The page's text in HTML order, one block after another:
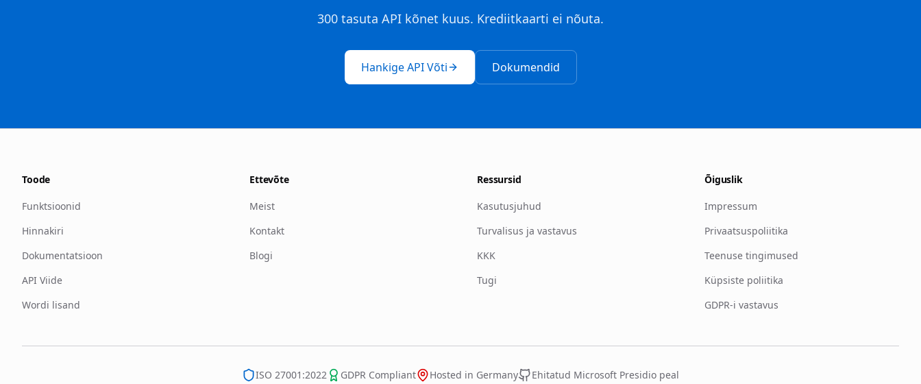
300 tasuta API kõnet kuus. Krediitkaarti ei nõuta.
Hankige API Võti Dokumendid
Toode
Funktsioonid
Hinnakiri
Dokumentatsioon
API Viide
Wordi lisand
Ettevõte
Meist
Kontakt
Blogi
Ressursid
Kasutusjuhud
Turvalisus ja vastavus
KKK
Tugi
Õiguslik
Impressum
Privaatsuspoliitika
Teenuse tingimused
Küpsiste poliitika
GDPR-i vastavus
ISO 27001:2022 GDPR Compliant Hosted in Germany Ehitatud Microsoft Presidio peal